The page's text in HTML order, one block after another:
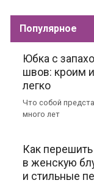
Популярное
Юбка с
швов: кроим
легко
Что собой
много лет
Как
в женскую
и стильные